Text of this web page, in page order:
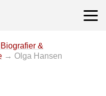
&
→ Olga Hansen